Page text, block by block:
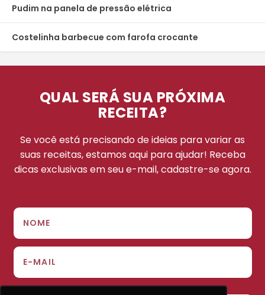
Pudim na panela de pressão elétrica
Costelinha barbecue com farofa crocante
QUAL SERÁ SUA PRÓXIMA
RECEITA?
Se você está precisando de ideias para variar as
suas receitas, estamos aqui para ajudar! Receba
dicas exclusivas em seu e-mail, cadastre-se agora.